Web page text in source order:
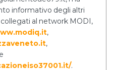
informativo degli altri
al network MODI,
,
,
e
.